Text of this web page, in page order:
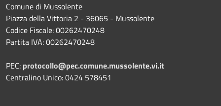
Comune di Mussolente
Piazza della Vittoria 2 - 36065 - Mussolente
Codice Fiscale: 00262470248
Partita IVA: 00262470248
PEC: protocollo@pec.comune.mussolente.vi.it
Centralino Unico: 0424 578451